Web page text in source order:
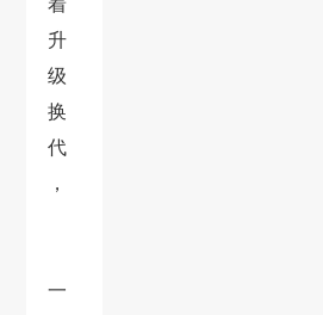
着
升
级
换
代
，
一